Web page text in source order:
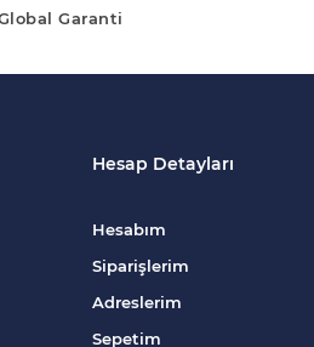
Garanti
Hesap Detayları
Hesabım
Siparişlerim
Adreslerim
Sepetim